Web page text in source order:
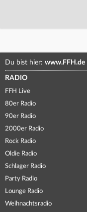
Du bist hier: www.FFH.de
RADIO
FFH Live
80er Radio
90er Radio
2000er Radio
Rock Radio
Oldie Radio
Schlager Radio
Party Radio
Lounge Radio
Weihnachtsradio